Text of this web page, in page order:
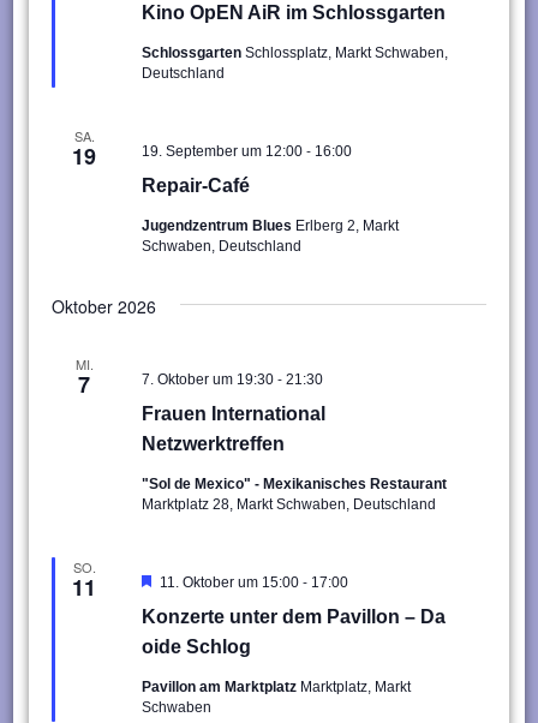
Kino OpEN AiR im Schlossgarten
SchlossgartenSchlossplatz, Markt Schwaben,
Deutschland
SA.
19
Repair-Café
19. September um 12:00 - 16:00
Jugendzentrum Blues Erlberg 2, Markt
Schwaben, Deutschland
Oktober 2026
MI.
7
Frauen International
Netzwerktreffen
7. Oktober um 19:30 -21:30
"Sol de Mexico" - Mexikanisches Restaurant
Marktplatz 28, Markt Schwaben, Deutschland
SO.
11
Konzerte unter dem Pavillon – Da
oide Schlog
Hervorgehoben
11. Oktober um 15:00 - 17:00
Pavillon am Marktplatz Marktplatz, Markt
Schwaben